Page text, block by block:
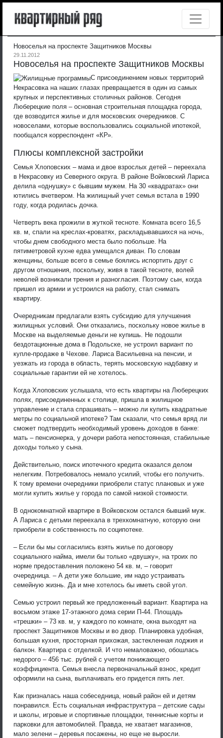
Новоселья на проспекте Защитников Москвы
29.11.2012
Новоселья на проспекте Защитников Москвы
С присоединением новых территорий
Некрасовка на наших глазах превращается в один из самых
крупных и перспективных столичных районов. Сегодня
Люберецкие поля – основная строительная площадка города,
где возводится жилье и для московских очередников. С
новоселами, которые воспользовались социальной ипотекой,
пообщался корреспондент «КР».
Плюсы комплексной застройки
Семья Хлоповских – мама и двое взрослых детей – переехала
в Некрасовку из Северного округа. В районе Войковский Лариса
делила «однушку» с бывшим мужем. На 30 «квадратах» они
ютились вчетвером. На жилищный учет семья встала в 1990
году, когда родилась дочка.
Четверть века прожили в жуткой тесноте. Комната всего 16,5
кв. м, спали на креслах-кроватях, раскладывавшихся на ночь,
чтобы днем свободного места было побольше. На
пятиметровой кухне едва умещался диван. По словам
женщины, больше всего в семье боялись испортить друг с
другом отношения, поскольку, живя в такой тесноте, волей
неволей возникали трения и разногласия. Поэтому сын, когда
пришел из армии и устроился на работу, стал снимать
квартиру.
Очередникам предлагали взять субсидию для улучшения
жилищных условий. Они отказались, поскольку новое жилье в
Москве на выделяемые деньги не купишь. Не подошли
бездотационные дома в Подольске, не устроил вариант по
купле-продаже в Чехове. Лариса Васильевна на пенсии, и
уезжать из города в область, терять московскую надбавку и
социальные гарантии ей не хотелось.
Когда Хлоповских услышала, что есть квартиры на Люберецких
полях, присоединенных к столице, пришла в жилищное
управление и стала спрашивать – можно ли купить квадратные
метры по социальной ипотеке? Там сказали, что семья вряд ли
сможет подтвердить необходимый уровень доходов в банке:
мать – пенсионерка, у дочери работа непостоянная, стабильные
доходы только у сына.
Действительно, поиск ипотечного кредита оказался делом
нелегким. Потребовалось немало усилий, чтобы его получить.
К тому времени очередники приобрели статус плановых и уже
могли купить жилье у города по самой низкой стоимости.
В однокомнатной квартире в Войковском остался бывший муж.
А Лариса с детьми переехала в трехкомнатную, которую они
приобрели в собственность по соципотеке.
– Если бы мы согласились взять жилье по договору
социального найма, имели бы только «двушку», на троих по
норме предоставления положено 54 кв. м, – говорит
очередница. – А дети уже большие, им надо устраивать
семейную жизнь. Да и мне хотелось бы иметь свой угол.
Семью устроил первый же предложенный вариант. Квартира на
восьмом этаже 17-этажного дома серии П-44. Площадь
«трешки» – 73 кв. м, у каждого по комнате, окна выходят на
проспект Защитников Москвы и во двор. Планировка удобная,
большая кухня, просторная прихожая, застекленная лоджия и
балкон. Квартира с отделкой. И что немаловажно, обошлась
недорого – 456 тыс. рублей с учетом понижающего
коэффициента. Семья внесла первоначальный взнос, кредит
оформили на сына, выплачивать его придется пять лет.
Как призналась наша собеседница, новый район ей и детям
понравился. Есть социальная инфраструктура – детские сады
и школы, игровые и спортивные площадки, теннисные корты и
парковки для автомобилей. Правда, не хватает магазинов,
мало зелени – деревья посажены, но еще не выросли.